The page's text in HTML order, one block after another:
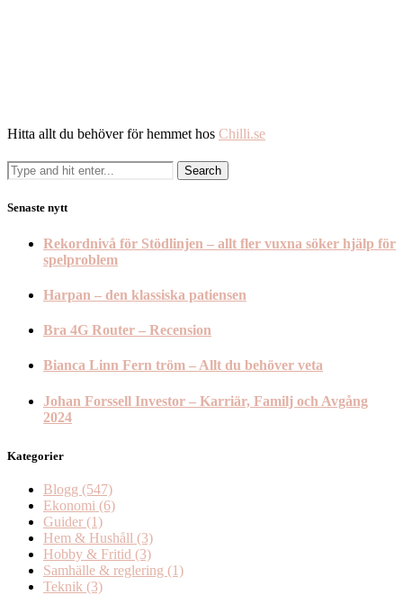
Hitta allt du behöver för hemmet hos Chilli.se
Senaste nytt
Rekordnivå för Stödlinjen – allt fler vuxna söker hjälp för
spelproblem
Harpan – den klassiska patiensen
Bra 4G Router – Recension
Bianca Linn Fern tröm – Allt du behöver veta
Johan Forssell Investor – Karriär, Familj och Avgång
2024
Kategorier
Blogg (547)
Ekonomi (6)
Guider (1)
Hem & Hushåll (3)
Hobby & Fritid (3)
Samhälle & reglering (1)
Teknik (3)